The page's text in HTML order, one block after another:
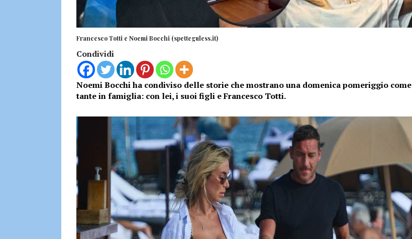
Francesco Totti e Noemi Bocchi (spetteguless.it)
Condividi
Noemi Bocchi ha condiviso delle storie che mostrano una domenica pomeriggio come
tante in famiglia: con lei, i suoi figli e Francesco Totti.